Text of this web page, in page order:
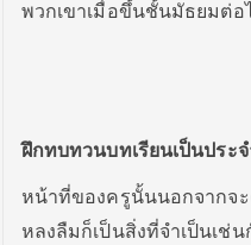
พวกเขาเมื่อขึ้นชั้นมัธยมต่อ
ฝึกทบทวนบทเรียนเป็นประจ
หน้าที่ของครูนั้นนอกจากจ
หลงลืมก็เป็นสิ่งที่จำเป็นเช่